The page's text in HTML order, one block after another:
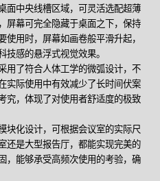
面中央线槽区域，可灵活选配超薄
屏幕可完全隐藏于桌面之下，保持
用时，屏幕如画卷般平滑升起，
技感的悬浮式视觉效果。
用了符合人体工学的微弧设计，不
实际使用中有效减少了长时间伏案
究，体现了对使用者舒适度的极致
块化设计，可根据会议室的实际尺
还是大型报告厅，都能实现完美的
，能够承受高频次使用的考验，确